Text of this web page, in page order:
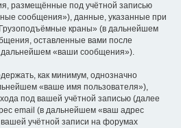
размещённые под учётной записью
сообщения»), данные, указанные при
краны» (в дальнейшем
оставленные вами после
дальнейшем «ваши сообщения»).
как минимум, однозначно
«ваше имя пользователя»),
под вашей учётной записью (далее
email (в дальнейшем «ваш адрес
учётной записи на форумах